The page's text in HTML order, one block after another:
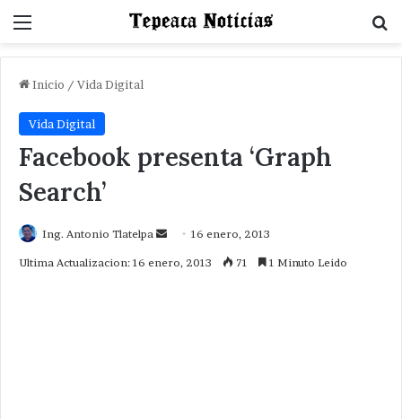
Menu
Inicio / Vida Digital
Vida Digital
Facebook presenta ‘Graph
Search’
Ing. Antonio Tlatelpa
Send16 enero, 2013
Ultima Actualizacion: 16 enero, 2013 71 1 Minuto Leido